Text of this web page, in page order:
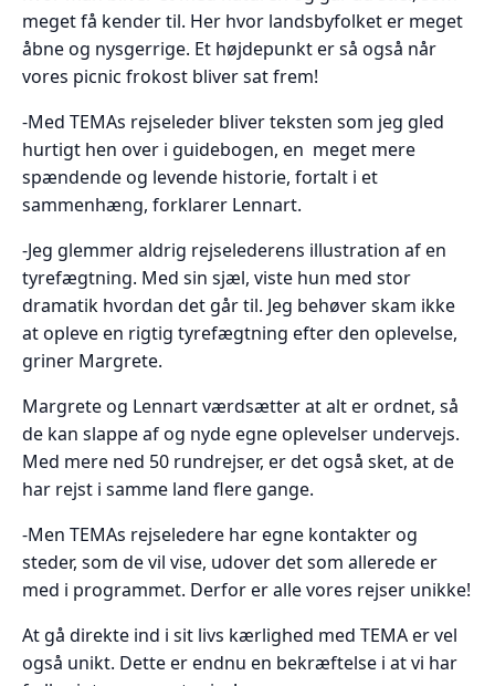
meget få kender til. Her hvor landsbyfolket er meget
åbne og nysgerrige. Et højdepunkt er så også når
vores picnic frokost bliver sat frem!
-Med TEMAs rejseleder bliver teksten som jeg gled
hurtigt hen over i guidebogen, en meget mere
spændende og levende historie, fortalt i et
sammenhæng, forklarer Lennart.
-Jeg glemmer aldrig rejselederens illustration af en
tyrefægtning. Med sin sjæl, viste hun med stor
dramatik hvordan det går til. Jeg behøver skam ikke
at opleve en rigtig tyrefægtning efter den oplevelse,
griner Margrete.
Margrete og Lennart værdsætter at alt er ordnet, så
de kan slappe af og nyde egne oplevelser undervejs.
Med mere ned 50 rundrejser, er det også sket, at de
har rejst i samme land flere gange.
-Men TEMAs rejseledere har egne kontakter og
steder, som de vil vise, udover det som allerede er
med i programmet. Derfor er alle vores rejser unikke!
At gå direkte ind i sit livs kærlighed med TEMA er vel
også unikt. Dette er endnu en bekræftelse i at vi har